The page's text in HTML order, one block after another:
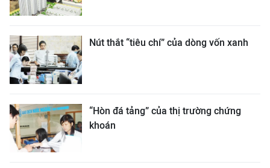
Nút thắt “tiêu chí” của dòng vốn xanh
“Hòn đá tảng” của thị trường chứng
khoán